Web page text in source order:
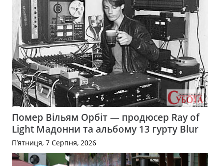
Помер Вільям Орбіт — продюсер Ray of
Light Мадонни та альбому 13 гурту Blur
П’ятниця, 7 Серпня, 2026